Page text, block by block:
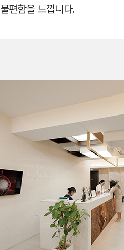
불편함을 느낍니다.